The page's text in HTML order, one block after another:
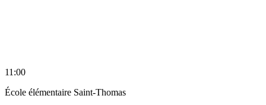
11:00
École élémentaire Saint-Thomas